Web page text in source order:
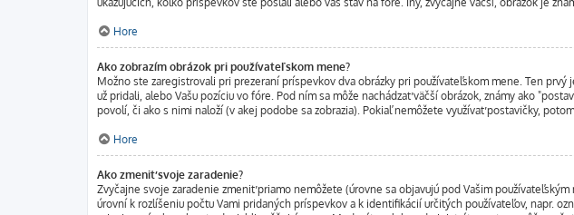
Hore
Ako zobrazím obrázok pri používateľskom mene?
Možno ste zaregistrovali pri prezeraní príspevkov dva obrázky pri používateľskom mene. Ten
už pridali, alebo Vašu pozíciu vo fóre. Pod ním sa môže nachádzať väčší obrázok, známy ako
povolí, či ako s nimi naloží (v akej podobe sa zobrazia). Pokiaľ nemôžete využívať postavičky,
Hore
Ako zmeniť svoje zaradenie?
Zvyčajne svoje zaradenie zmeniť priamo nemôžete (úrovne sa objavujú pod Vašim
úrovní k rozlíšeniu počtu Vami pridaných príspevkov a k identifikácií určitých používateľov, napr.